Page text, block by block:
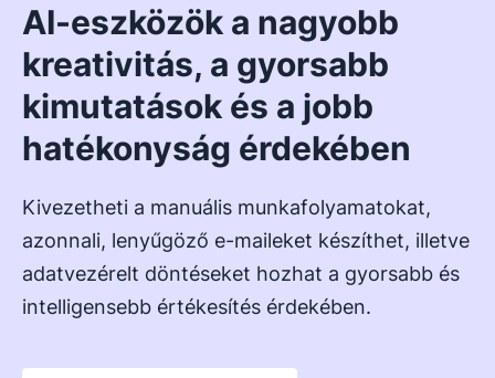
AI-eszközök a nagyobb
kreativitás, a gyorsabb
kimutatások és a jobb
hatékonyság érdekében
Kivezetheti a manuális munkafolyamatokat,
azonnali, lenyűgöző e-maileket készíthet, illetve
adatvezérelt döntéseket hozhat a gyorsabb és
intelligensebb értékesítés érdekében.